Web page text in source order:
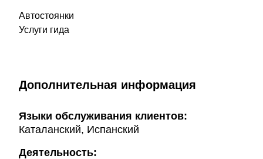
Автостоянки
Услуги гида
Дополнительная информация
Языки обслуживания клиентов:
Каталанский, Испанский
Деятельность: